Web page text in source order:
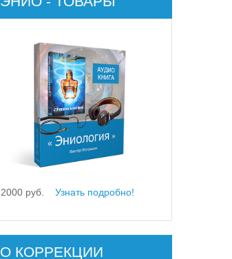
2000 руб. Узнать подробно!
О КОРРЕКЦИИ